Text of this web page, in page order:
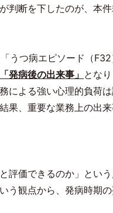
断を下したのが、本件
うつ病エピソード（F32
「発病後の出来事」 とな
よる強い心理的負荷
、重要な業務上の出
評価できるのか」とい
観点から、発病時期の